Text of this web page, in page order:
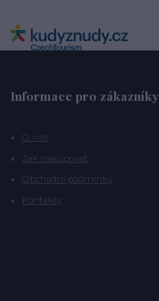
Informace pro zákazníky
O nás
Jak nakupovat
Obchodní podmínky
Kontakty